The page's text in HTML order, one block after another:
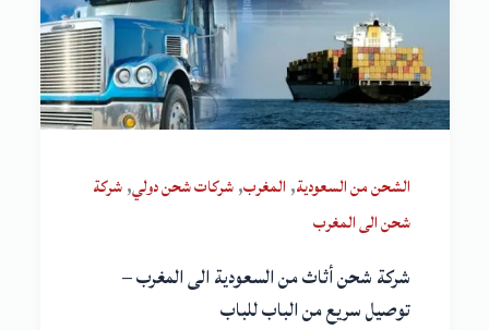
الشحن من السعودية, المغرب,شركات شحن دولي,شركة
شحن الى المغرب
شركة شحن أثاث من السعودية الى المغرب –
توصيل سريع من الباب للباب